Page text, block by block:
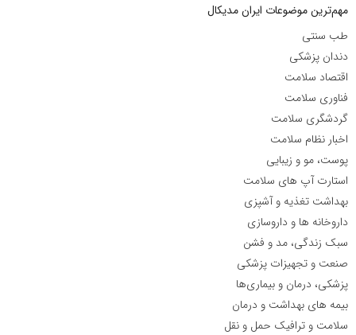
مهم‌ترین موضوعات ایران مدیکال
طب سنتی
دندان پزشکی
اقتصاد سلامت
فناوری سلامت
گردشگری سلامت
اخبار نظام سلامت
پوست، مو و زیبایی
استارت آپ های سلامت
بهداشت تغذیه و آشپزی
داروخانه ها و داروسازی
سبک زندگی، مد و فشن
صنعت و تجهیزات پزشکی
پزشکی، درمان و بیماری‌ها
بیمه های بهداشت و درمان
سلامت و ترافیک حمل و نقل